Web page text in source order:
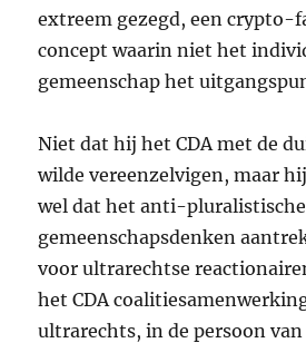
extreem gezegd, een crypto-
concept waarin niet het
gemeenschap het
Niet dat hij hetCDA met de
wilde vereenzelvigen, maar
wel dat het anti-
gemeenschapsdenken
voor ultrarechtse
hetCDA
ultrarechts, in de persoon